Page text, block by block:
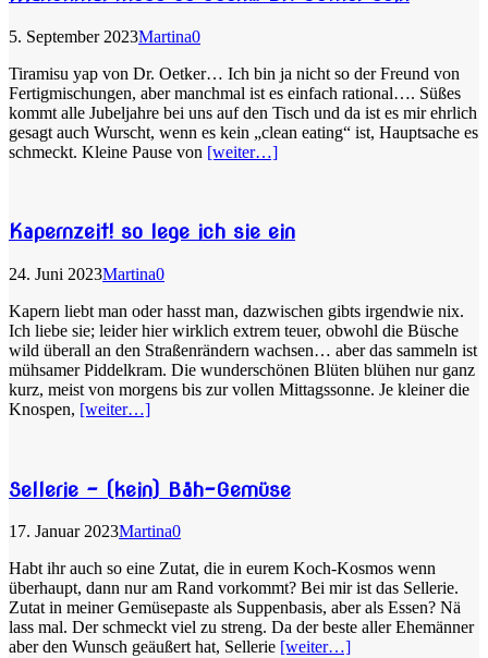
5. September 2023Martina0
Tiramisu yap von Dr. Oetker… Ich bin ja nicht so der Freund von
Fertigmischungen, aber manchmal ist es einfach rational…. Süßes
kommt alle Jubeljahre bei uns auf den Tisch und da ist es mir ehrlich
gesagt auch Wurscht, wenn es kein „clean eating“ ist, Hauptsache es
schmeckt. Kleine Pause von [weiter…]
Kapernzeit! so lege ich sie ein
24. Juni 2023Martina0
Kapern liebt man oder hasst man, dazwischen gibts irgendwie nix.
Ich liebe sie; leider hier wirklich extrem teuer, obwohl die Büsche
wild überall an den Straßenrändern wachsen… aber das sammeln ist
mühsamer Piddelkram. Die wunderschönen Blüten blühen nur ganz
kurz, meist von morgens bis zur vollen Mittagssonne. Je kleiner die
Knospen, [weiter…]
Sellerie – (kein) Bäh-Gemüse
17. Januar 2023Martina0
Habt ihr auch so eine Zutat, die in eurem Koch-Kosmos wenn
überhaupt, dann nur am Rand vorkommt? Bei mir ist das Sellerie.
Zutat in meiner Gemüsepaste als Suppenbasis, aber als Essen? Nä
lass mal. Der schmeckt viel zu streng. Da der beste aller Ehemänner
aber den Wunsch geäußert hat, Sellerie [weiter…]